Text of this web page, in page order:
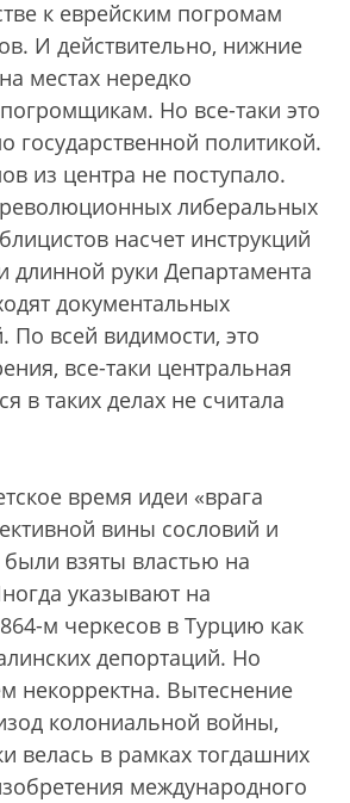
к еврейским погромам
И действительно, нижние
местах нередко
Но все-таки это
государственной политикой.
из центра не поступало.
либеральных
насчет инструкций
длинной руки Департамента
документальных
По всей видимости, это
все-таки центральная
в таких делах не считала
время идеи «врага
вины сословий и
взяты властью на
указывают на
м черкесов в Турцию как
депортаций. Но
некорректна. Вытеснение
колониальной войны,
велась в рамках тогдашних
международного